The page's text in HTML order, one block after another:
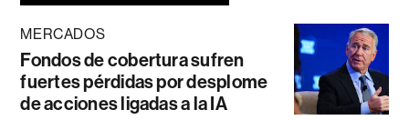
MERCADOS
Fondos de cobertura sufren
fuertes pérdidas por desplome
de acciones ligadas a la IA